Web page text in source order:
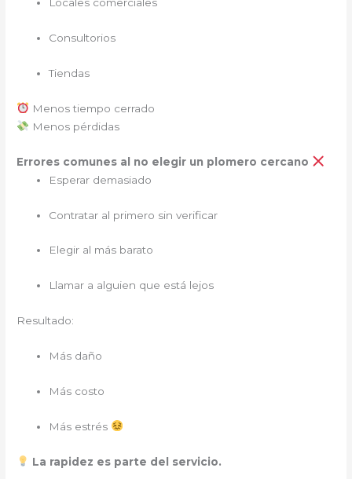
Consultorios
Tiendas
Menos tiempo cerrado
Menos pérdidas
Errores comunes al no elegir un plomero cercano
Esperar demasiado
Contratar al primero sin verificar
Elegir al más barato
Llamar a alguien que está lejos
Resultado:
Más daño
Más costo
Más estrés
La rapidez es parte del servicio.